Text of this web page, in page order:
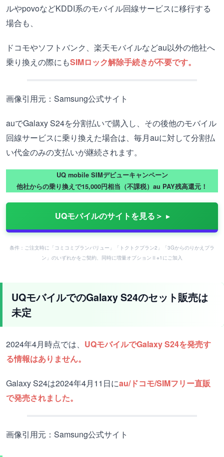
ルやpovoなどKDDI系のモバイル回線サービスに移行する
場合も、
ドコモやソフトバンク、楽天モバイルなどau以外の他社へ
乗り換えの際にもSIMロック解除手続きが不要です。
画像引用元：Samsung公式サイト
auでGalaxy S24を分割払いで購入し、その後他のモバイル
回線サービスに乗り換えた場合は、毎月auに対して分割払
い代金のみの支払いが継続されます。
UQ mobile SIMデビューキャンペーン
他社からの乗り換えで15,000円相当（不課税）au PAY残高還元！
UQモバイルのサイトを見る＞
条件：ご注文時に「コミコミプランバリュー」「トクトクプラン2」「3Gからのりかえプラ
ン」のいずれかをご契約、同時に増量オプションⅡ※1にご加入
UQモバイルでのGalaxy S24のセット販売は
未定
2024年4月時点では、 UQモバイルでGalaxy S24を発売す
る情報はありません。
Galaxy S24は2024年4月11日にau/ドコモ/SIMフリー直販
で発売されました。
画像引用元：Samsung公式サイト